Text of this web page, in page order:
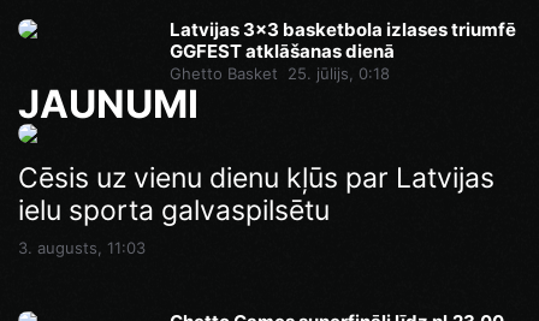
Latvijas 3x3 basketbola izlases triumfē
GGFEST atklāšanas dienā
Ghetto Basket 25. jūlijs, 0:18
JAUNUMI
Ghetto Games superfināli līdz pl.23.00
Vakar, 14:46
Cēsis uz vienu dienu kļūs par Latvijas
ielu sporta galvaspilsētu
3. augusts, 11:03
Pēdējā iespēja pirms Superfināla:
Ghetto Football pie “AKROPOLE Rīga”
izspēlēs dubultos punktus